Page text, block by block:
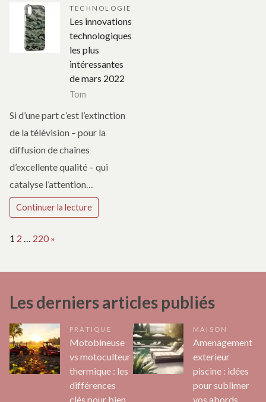
TECHNOLOGIE
Les innovations
technologiques
les plus
intéressantes
de mars 2022
Tom
Si d’une part c’est l’extinction
de la télévision – pour la
diffusion de chaînes
d’excellente qualité – qui
catalyse l’attention…
Continuer la lecture
Page:
1 2 220 Next
»
Les derniers articles publiés
PRATIQUE
Motobineuse
vs motoculteur
thermique : les
différences
clés pour bien
MAISON
Amenagement
exterieur
piscine : idées
pour sublimer
vos abords